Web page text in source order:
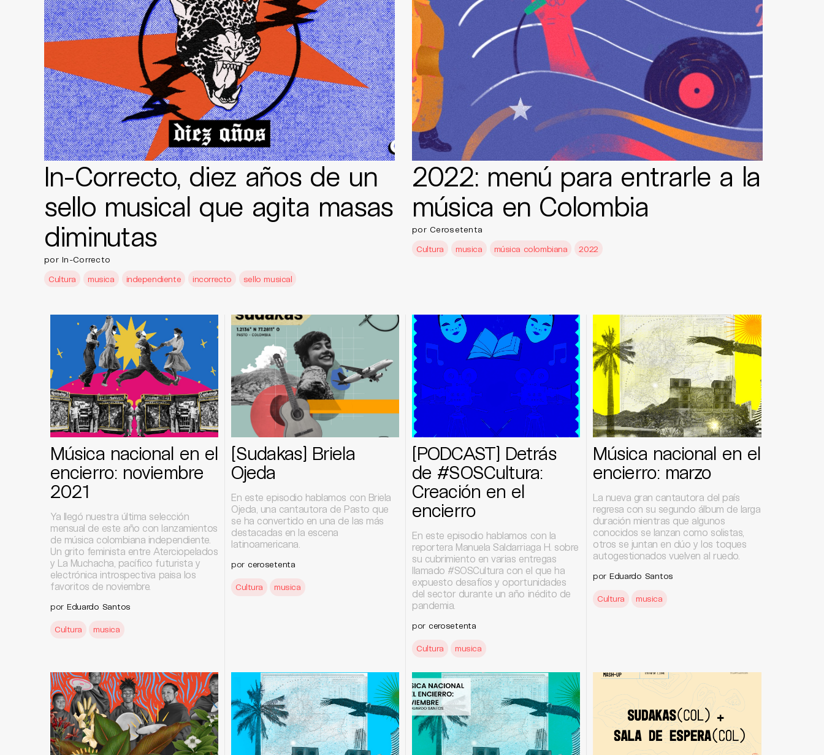
In-Correcto, diez años de un
sello musical que agita masas
diminutas
por In-Correcto
Cultura
musica independiente incorrecto sello musical
2022: menú para entrarle a la
música en Colombia
por Cerosetenta
Cultura
musica música colombiana 2022
Música nacional en el
encierro: noviembre
2021
Ya llegó nuestra última selección
mensual de este año con lanzamientos
de música colombiana independiente.
Un grito feminista entre Aterciopelados
y La Muchacha, pacífico futurista y
electrónica introspectiva paisa los
favoritos de noviembre.
por Eduardo Santos
Cultura musica
[Sudakas] Briela
Ojeda
En este episodio hablamos con Briela
Ojeda, una cantautora de Pasto que
se ha convertido en una de las más
destacadas en la escena
latinoamericana.
por cerosetenta
Cultura musica
[PODCAST] Detrás
de #SOSCultura:
Creación en el
encierro
En este episodio hablamos con la
reportera Manuela Saldarriaga H. sobre
su cubrimiento en varias entregas
llamado #SOSCultura con el que ha
expuesto desafíos y oportunidades
del sector durante un año inédito de
pandemia.
por cerosetenta
Cultura musica
Música nacional en el
encierro: marzo
La nueva gran cantautora del país
regresa con su segundo álbum de larga
duración mientras que algunos
conocidos se lanzan como solistas,
otros se juntan en dúo y los toques
autogestionados vuelven al ruedo.
por Eduardo Santos
Cultura musica